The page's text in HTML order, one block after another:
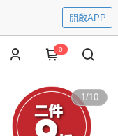
開啟APP
0
1/10